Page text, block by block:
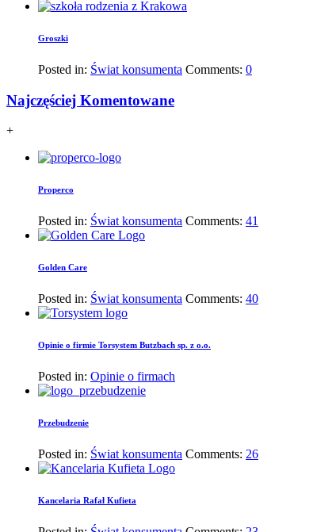
Groszki
Posted in: Świat konsumenta Comments: 0
Najczęściej Komentowane
+
Properco
Posted in: Świat konsumenta Comments: 41
Golden Care
Posted in: Świat konsumenta Comments: 40
Opinie o firmie Torsystem Butzbach sp. z o.o.
Posted in: Opinie o firmach
Przebudzenie
Posted in: Świat konsumenta Comments: 26
Kancelaria Rafał Kufieta